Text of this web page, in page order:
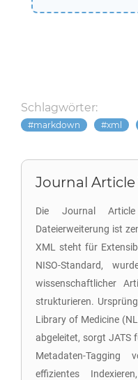
Schlagwörter:
markdown xml
Journal Article
Die Journal
Dateierweiterung ist
XML steht für
NISO-Standard,
wissenschaftlicher
strukturieren.
Library of Medicine
abgeleitet, sorgt JATS
Metadaten-Tagging
effizientes